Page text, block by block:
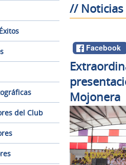
del Club
// Noticias
Facebook
Mojonera